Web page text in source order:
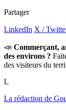
Partager
LinkedIn X /
📣 Commerçant,
des environs ?
des visiteurs du
L
La rédaction de